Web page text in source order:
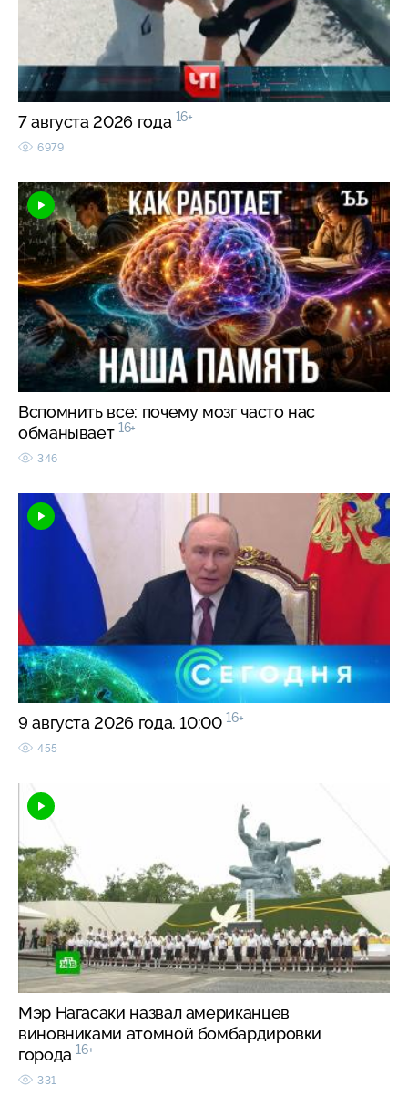
7 августа 2026 года 16+
6979
Вспомнить все: почему мозг часто нас
обманывает 16+
346
9 августа 2026 года. 10:00 16+
455
Мэр Нагасаки назвал американцев
виновниками атомной бомбардировки
города 16+
331